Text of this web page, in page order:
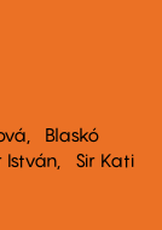
Blaskó
István Sir Kati